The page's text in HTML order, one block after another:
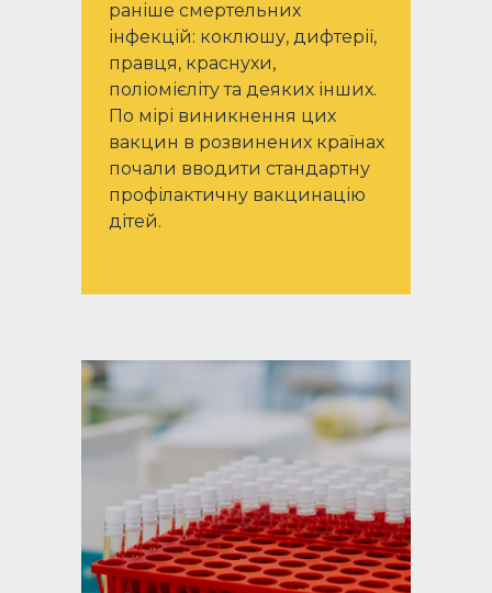
раніше смертельних
інфекцій: коклюшу, дифтерії,
правця, краснухи,
поліомієліту та деяких інших.
По мірі виникнення цих
вакцин в розвинених країнах
почали вводити стандартну
профілактичну вакцинацію
дітей.